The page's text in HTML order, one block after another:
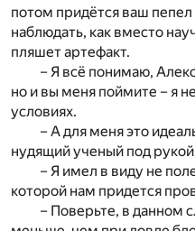
потом придётся ваш
наблюдать, как вместо
пляшет артефакт.
– Я всё понимаю,
но и вы меня поймите – я
условиях.
– А для меня это
нудящий ученый под
– Я имел в виду не
которой нам придется
– Поверьте, в данном